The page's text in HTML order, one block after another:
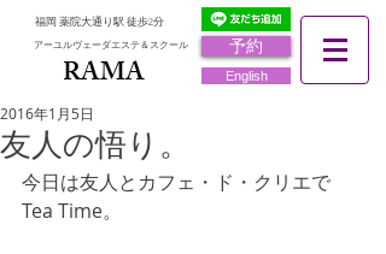
予約
福岡 薬院大通り駅 徒歩2分
アーユルヴェーダエステ＆スクール
RAMA English
友人の悟り。
2016年1月5日
今日は友人とカフェ・ド・クリエで
Tea Time。